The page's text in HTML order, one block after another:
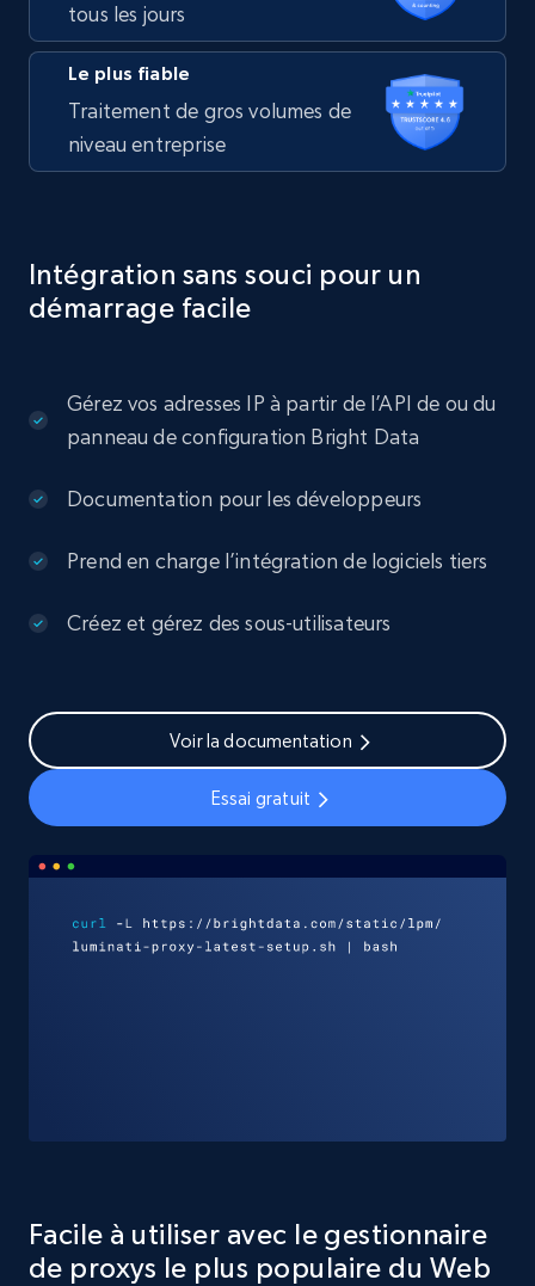
tous les jours
Le plus fiable
Traitement de gros volumes de
niveau entreprise
Intégration sans souci pour un
démarrage facile
Gérez vos adresses IP à partir de l’API de ou du
panneau de configuration Bright Data
Documentation pour les développeurs
Prend en charge l’intégration de logiciels tiers
Créez et gérez des sous-utilisateurs
Voir la documentation
Essai gratuit
Facile à utiliser avec le gestionnaire
de proxys le plus populaire du Web